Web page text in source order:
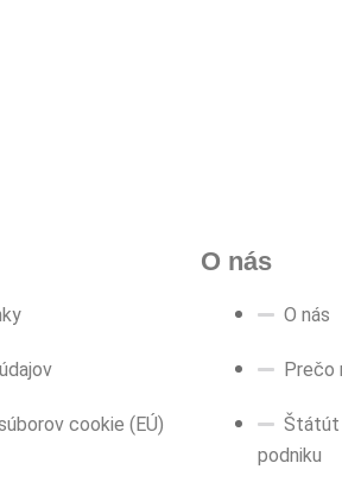
cookie (EÚ)
O nás
O nás
Prečo
Štátút
podniku